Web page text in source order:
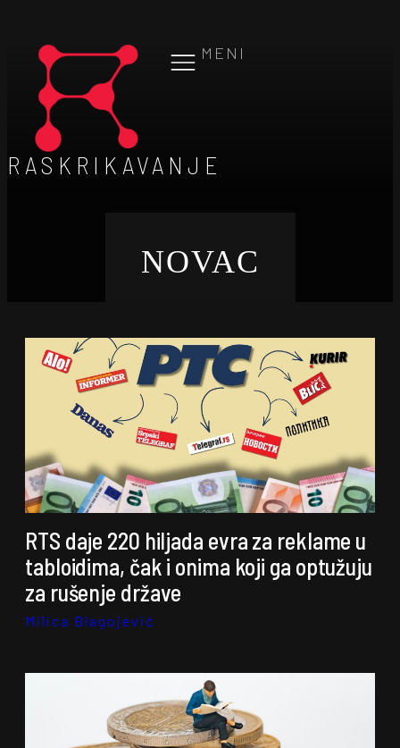
MENI
RASKRIKAVANJE
NOVAC
RTS daje 220 hiljada evra za reklame u
tabloidima, čak i onima koji ga optužuju
za rušenje države
Milica Blagojević